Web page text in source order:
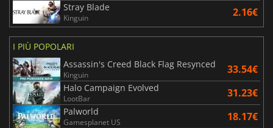
Stray Blade
Kinguin 2.16€
I PIÙ POPOLARI
Assassin's Creed Black Flag Resynced
Kinguin 33.54€
Halo Campaign Evolved
LootBar 31.23€
Palworld
Gamesplanet US 18.17€